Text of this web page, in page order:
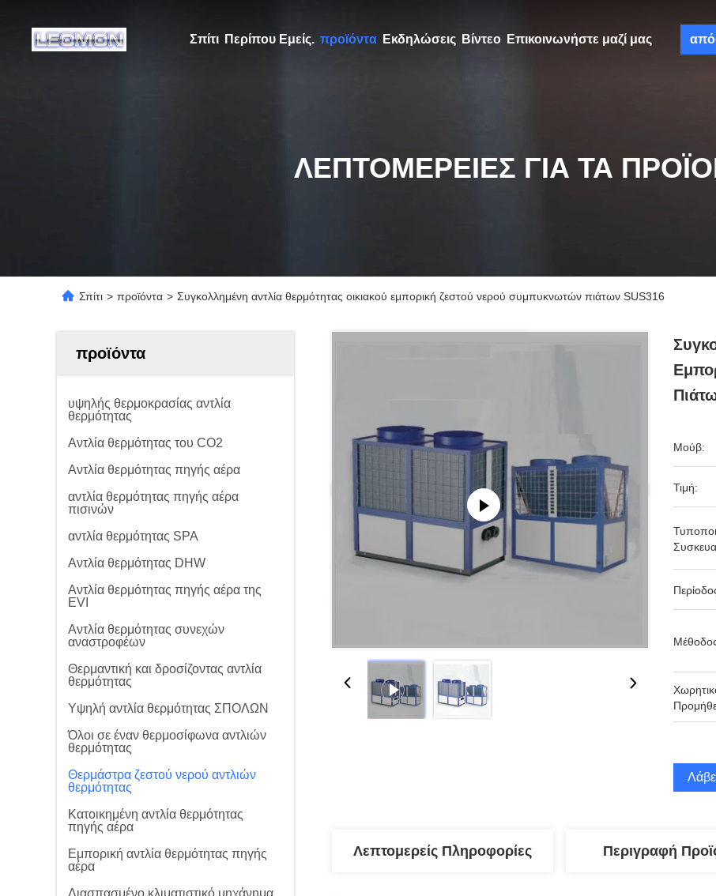
Σπίτι Περίπου Εμείς. προϊόντα Εκδηλώσεις Βίντεο Επικοινωνήστε μαζί μας
ΛΕΠΤΟΜΈΡΕΙΕΣ ΓΙΑ ΤΑ
Σπίτι > προϊόντα > Συγκολλημένη αντλία θερμότητας οικιακού εμπορική ζεστού νερού συμπυκνωτών πιάτων SUS316
προϊόντα
υψηλής θερμοκρασίας αντλία
θερμότητας
Αντλία θερμότητας του CO2
Αντλία θερμότητας πηγής αέρα
αντλία θερμότητας πηγής αέρα
πισινών
αντλία θερμότητας SPA
Αντλία θερμότητας DHW
Αντλία θερμότητας πηγής αέρα της
EVI
Αντλία θερμότητας συνεχών
αναστροφέων
Θερμαντική και δροσίζοντας αντλία
θερμότητας
Υψηλή αντλία θερμότητας ΣΠΟΛΩΝ
Όλοι σε έναν θερμοσίφωνα αντλιών
θερμότητας
Θερμάστρα ζεστού νερού αντλιών
θερμότητας
Κατοικημένη αντλία θερμότητας
πηγής αέρα
Εμπορική αντλία θερμότητας πηγής
αέρα
Διασπασμένο κλιματιστικό μηχάνημα
Μούβ:
Τιμή:
Λεπτομερείς Πληροφορίες Περιγραφή